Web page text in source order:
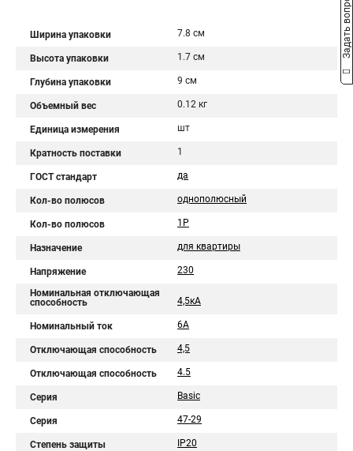
Ширина упаковки 7.8 см
Высота упаковки 1.7 см
Глубина упаковки 9 см
Объемный вес 0.12 кг
Единица измерения шт
Кратность поставки 1
ГОСТ стандарт да
Кол-во полюсов однополюсный
Кол-во полюсов 1P
Назначение для квартиры
Напряжение 230
Номинальная отключающая
способность
4,5кА
Номинальный ток 6А
Отключающая способность 4,5
Отключающая способность 4.5
Серия Basic
Серия 47-29
Степень защиты IP20
Задать вопрос